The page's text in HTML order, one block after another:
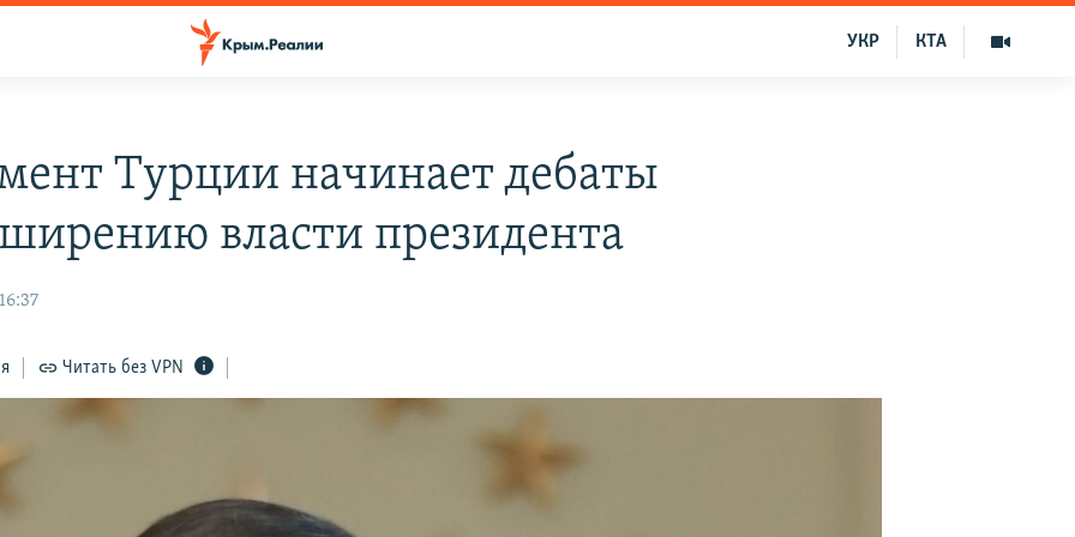
КТА
УКР
Турции начинает дебаты
власти президента
Читать без VPN